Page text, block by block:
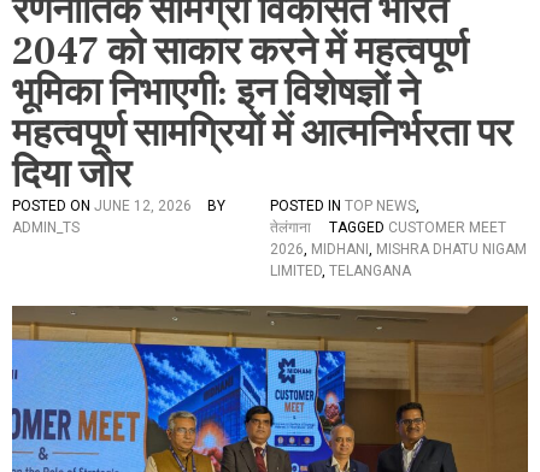
रणनीतिक सामग्री विकसित भारत
2047 को साकार करने में महत्वपूर्ण
भूमिका निभाएगी: इन विशेषज्ञों ने
महत्वपूर्ण सामग्रियों में आत्मनिर्भरता पर
दिया जोर
POSTED ON JUNE 12, 2026
BY
ADMIN_TS
POSTED IN TOP NEWS,
तेलंगाना
TAGGED CUSTOMER MEET
2026, MIDHANI , MISHRA DHATU NIGAM
LIMITED, TELANGANA